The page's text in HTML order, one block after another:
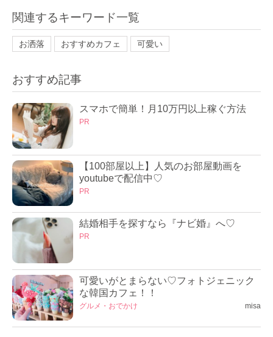
関連するキーワード一覧
お洒落 おすすめカフェ 可愛い
おすすめ記事
スマホで簡単！月10万円以上稼ぐ方法
PR
【100部屋以上】人気のお部屋動画を
youtubeで配信中♡
PR
結婚相手を探すなら『ナビ婚』へ♡
PR
可愛いがとまらない♡フォトジェニック
な韓国カフェ！！
グルメ・おでかけ misa